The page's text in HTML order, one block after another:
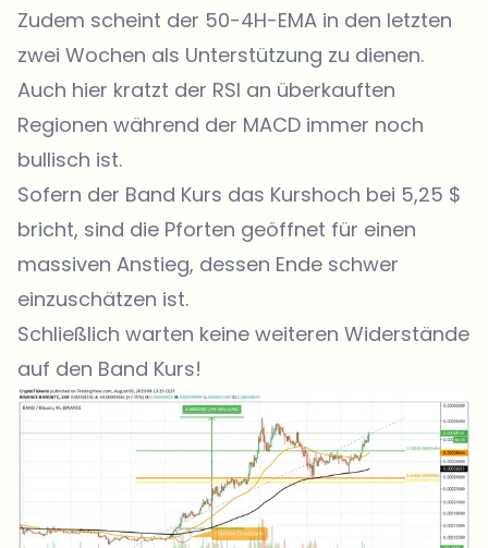
Zudem scheint der 50-4H-EMA in den letzten
zwei Wochen als Unterstützung zu dienen.
Auch hier kratzt der RSI an überkauften
Regionen während der MACD immer noch
bullisch ist.
Sofern der Band Kurs das Kurshoch bei 5,25 $
bricht, sind die Pforten geöffnet für einen
massiven Anstieg, dessen Ende schwer
einzuschätzen ist.
Schließlich warten keine weiteren Widerstände
auf den Band Kurs!